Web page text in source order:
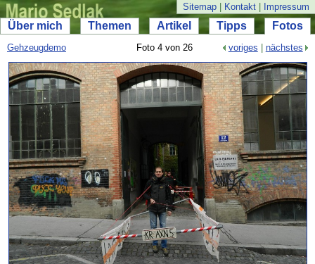
Sitemap Kontakt Impressum
Über mich Themen Artikel Tipps Fotos
Gehzeugdemo Foto 4 von 26 voriges nächstes